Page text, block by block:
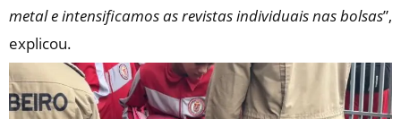
metal e intensificamos as revistas individuais nas bolsas”,
explicou.